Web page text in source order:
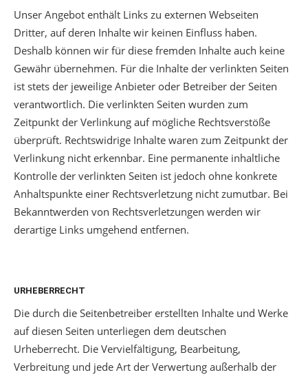
Unser Angebot enthält Links zu externen Webseiten
Dritter, auf deren Inhalte wir keinen Einfluss haben.
Deshalb können wir für diese fremden Inhalte auch keine
Gewähr übernehmen. Für die Inhalte der verlinkten Seiten
ist stets der jeweilige Anbieter oder Betreiber der Seiten
verantwortlich. Die verlinkten Seiten wurden zum
Zeitpunkt der Verlinkung auf mögliche Rechtsverstöße
überprüft. Rechtswidrige Inhalte waren zum Zeitpunkt der
Verlinkung nicht erkennbar. Eine permanente inhaltliche
Kontrolle der verlinkten Seiten ist jedoch ohne konkrete
Anhaltspunkte einer Rechtsverletzung nicht zumutbar. Bei
Bekanntwerden von Rechtsverletzungen werden wir
derartige Links umgehend entfernen.
URHEBERRECHT
Die durch die Seitenbetreiber erstellten Inhalte und Werke
auf diesen Seiten unterliegen dem deutschen
Urheberrecht. Die Vervielfältigung, Bearbeitung,
Verbreitung und jede Art der Verwertung außerhalb der